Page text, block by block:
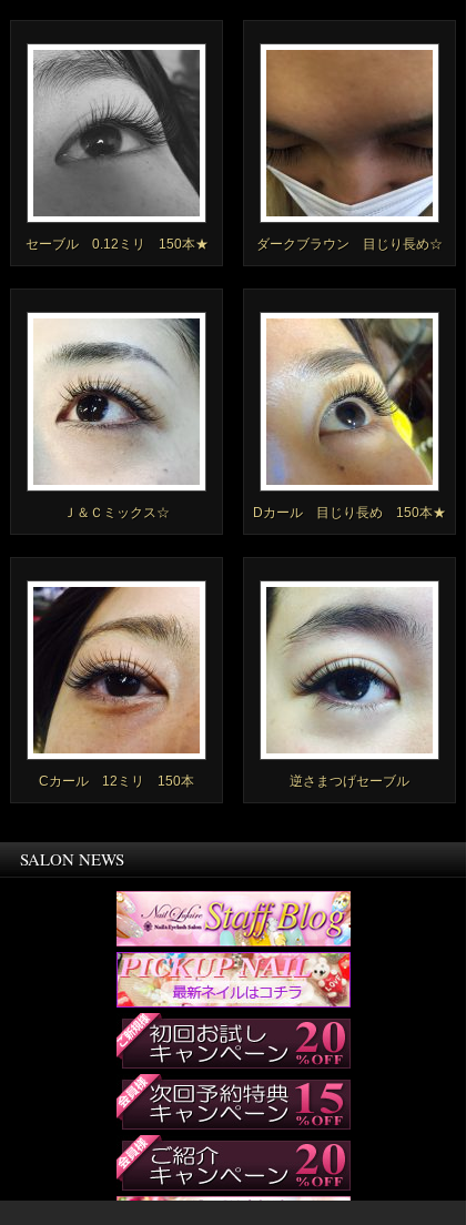
セーブル 0.12ミリ 150本★ ダークブラウン 目じり長め☆
Ｊ＆Ｃミックス☆ Dカール 目じり長め 150本★
Cカール 12ミリ 150本 逆さまつげセーブル
SALON NEWS